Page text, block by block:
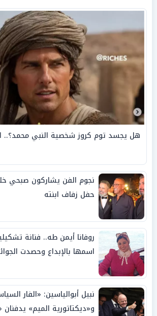
هل يجسد توم كروز شخصية النبي محمد؟..
نجوم الفن يشاركون صبحي
حفل زفاف ابنته
روفانا أيمن طه.. فنانة
اسمها بالإبداع وحصدت
نبيل أبوالياسين: «الفار
و«ديكتاتورية الميم» يدفنان